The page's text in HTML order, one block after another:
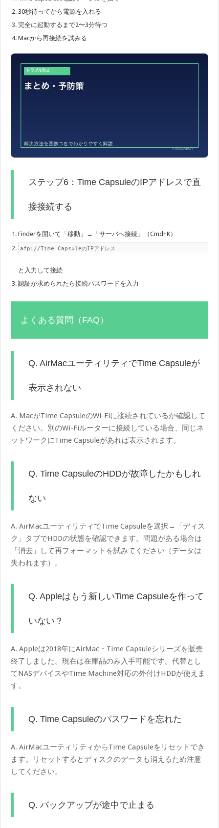
30秒待ってから電源を入れる
完全に起動するまで2〜3分待つ
Macから再接続を試みる
ステップ6：Time CapsuleのIPアドレスで直
接接続する
Finderを開いて「移動」→「サーバへ接続」（Cmd+K）
afp://Time CapsuleのIPアドレス
と入力して接続
認証が求められたら接続パスワードを入力
よくある質問（FAQ）
Q. AirMacユーティリティでTime Capsuleが
表示されない
A. MacがTime CapsuleのWi-Fiに接続されているか確認して
ください。別のWi-Fiルーターに接続している場合、同じネ
ットワークにTime Capsuleがあれば表示されます。
Q. Time CapsuleのHDDが故障したかもしれ
ない
A. AirMacユーティリティでTime Capsuleを選択→「ディス
ク」タブでHDDの状態を確認できます。問題がある場合は
「消去」して再フォーマットを試みてください（データは
失われます）。
Q. Appleはもう新しいTime Capsuleを作って
いない？
A. Appleは2018年にAirMac・Time Capsuleシリーズを販売
終了しました。現在は在庫品のみ入手可能です。代替とし
てNASデバイスやTime Machine対応の外付けHDDが使えま
す。
Q. Time Capsuleのパスワードを忘れた
A. AirMacユーティリティからTime Capsuleをリセットでき
ます。リセットするとディスクのデータも消えるため注意
してください。
Q. バックアップが途中で止まる